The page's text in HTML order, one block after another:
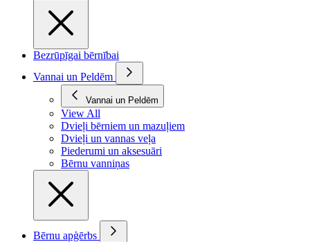
Bezrūpīgai bērnībai
Vannai un Peldēm
Vannai un Peldēm
View All
Dvieļi bērniem un mazuļiem
Dvieļi un vannas veļa
Piederumi un aksesuāri
Bērnu vanniņas
Bērnu apģērbs